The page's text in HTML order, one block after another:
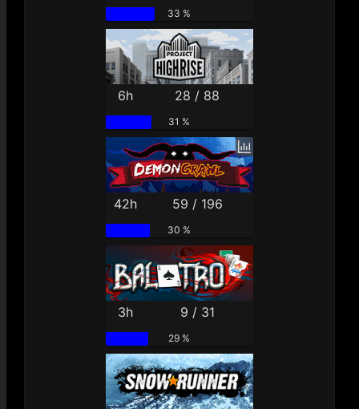
33 %
6h 28 / 88
31 %
42h 59 / 196
30 %
3h 9 / 31
29 %